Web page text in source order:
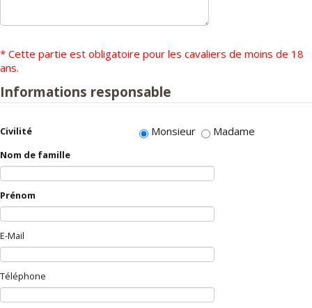
* Cette partie est obligatoire pour les cavaliers de moins de 18
ans.
Informations responsable
Civilité Monsieur Madame
Nom de famille
Prénom
E-Mail
Téléphone